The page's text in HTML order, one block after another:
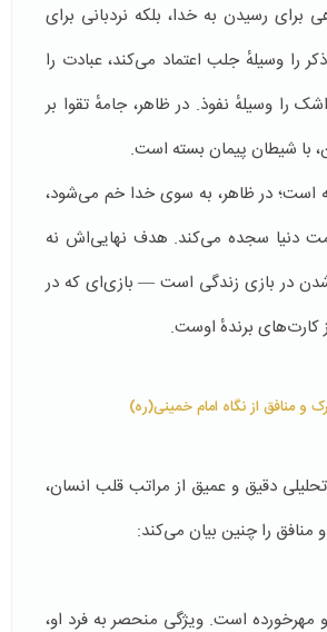
برای رسیدن به خدا، بلکه نردبانی برای
را وسیلهٔ جلب اعتماد می‌کند، عبادت را
اشک را وسیلهٔ نفوذ. در ظاهر، جامهٔ تقوا بر
با شیطان پیمان بسته است.
است؛ در ظاهر، به سوی خدا خم می‌شود،
دنیا سجده می‌کند. هدف نهایی‌اش نه
شدن در بازی زندگی است — بازی‌ای که در
کارت‌های برندهٔ اوست.
و منافق از نگاه امام خمینی(ره)
دقیق و عمیق از مراتب قلب انسان،
را چنین بیان می‌کند:
مهرخورده است. ویژگی منحصر به فرد او،